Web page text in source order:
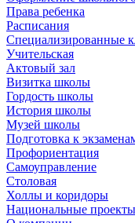
Права ребенка
Расписания
Специализированные
Учительская
Актовый зал
Визитка школы
Гордость школы
История школы
Музей школы
Подготовка к
Профориентация
Самоуправление
Столовая
Холлы и коридоры
Национальные проекты